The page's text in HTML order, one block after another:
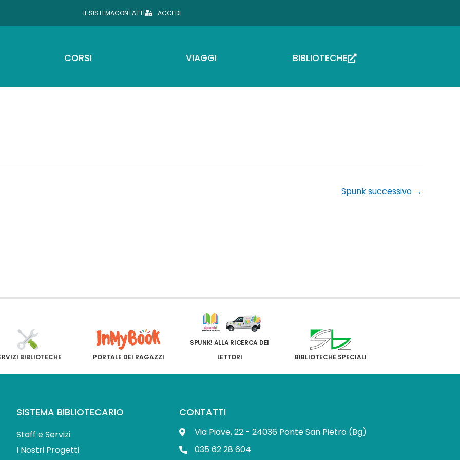
IL SISTEMACONTATTI ACCEDI
CORSI VIAGGI BIBLIOTECHE
Spunk successivo →
BIBLIOTECHE PORTALE DEI RAGAZZI
SPUNK! ALLA RICERCA DEI
LETTORI
BIBLIOTECHE SPECIALI
SISTEMA BIBLIOTECARIO
Staff e Servizi
I Nostri Progetti
CONTATTI
Via Piave, 22 - 24036 Ponte San Pietro (Bg)
035 62 28 604